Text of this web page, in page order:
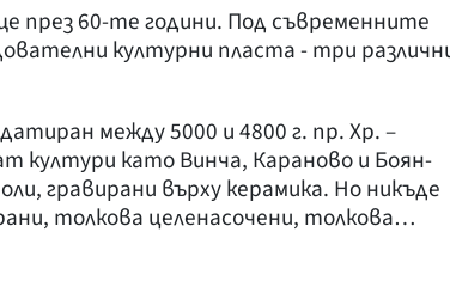
през 60-те години. Под съвременните
културни пласта - три
между 5000 и 4800 г. пр. Хр. –
култури като Винча, Караново и Боян-
гравирани върху керамика. Но никъде
толкова целенасочени, толкова…